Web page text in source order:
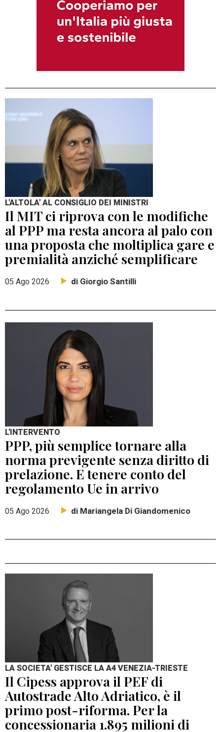
L'ALTOLA' AL CONSIGLIO DEI MINISTRI
Il MIT ci riprova con le modifiche
al PPP ma resta ancora al palo con
una proposta che moltiplica gare e
premialità anziché semplificare
05 Ago 2026 di Giorgio Santilli
L'INTERVENTO
PPP, più semplice tornare alla
norma previgente senza diritto di
prelazione. E tenere conto del
regolamento Ue in arrivo
05 Ago 2026 di Mariangela Di Giandomenico
LA SOCIETA' GESTISCE LA A4 VENEZIA-TRIESTE
Il Cipess approva il PEF di
Autostrade Alto Adriatico, è il
primo post-riforma. Per la
concessionaria 1.895 milioni di